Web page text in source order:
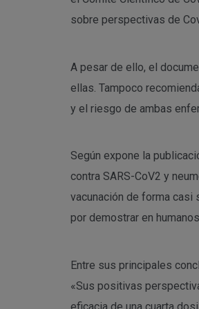
sobre perspectivas de
A pesar de ello, el
ellas. Tampoco
y el riesgo de ambas
Según expone la
contra SARS-CoV2 y
vacunación de forma casi
por demostrar en
Entre sus principales
«Sus positivas
eficacia de una cuarta